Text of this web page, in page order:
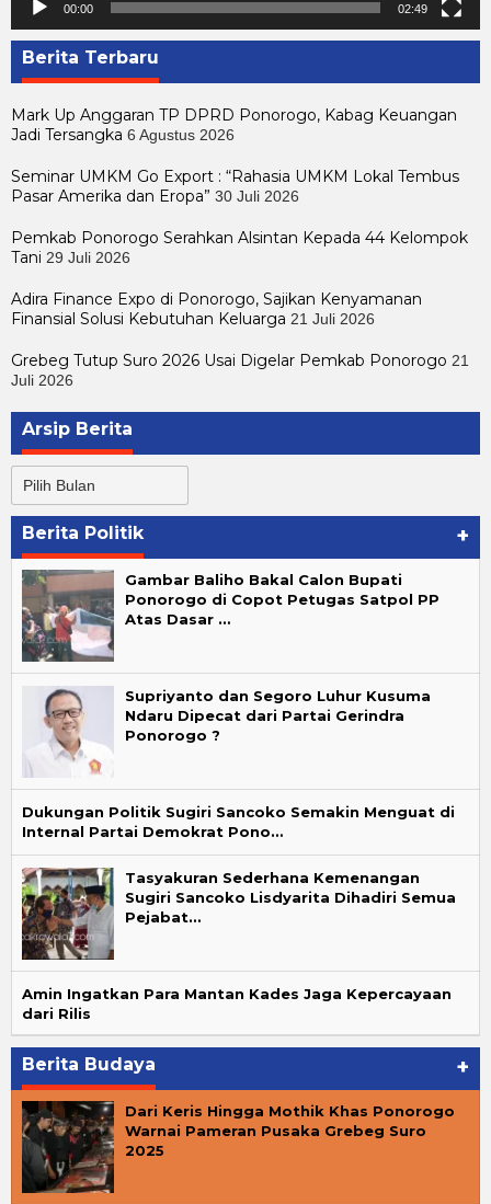
00:00 02:49
Berita Terbaru
Mark Up Anggaran TP DPRD Ponorogo, Kabag Keuangan
Jadi Tersangka 6 Agustus 2026
Seminar UMKM Go Export : “Rahasia UMKM Lokal Tembus
Pasar Amerika dan Eropa” 30 Juli 2026
Pemkab Ponorogo Serahkan Alsintan Kepada 44 Kelompok
Tani 29 Juli 2026
Adira Finance Expo di Ponorogo, Sajikan Kenyamanan
Finansial Solusi Kebutuhan Keluarga 21 Juli 2026
Grebeg Tutup Suro 2026 Usai Digelar Pemkab Ponorogo 21
Juli 2026
Arsip Berita
Berita
Berita Politik +
Gambar Baliho Bakal Calon Bupati
Ponorogo di Copot Petugas Satpol PP
Atas Dasar …
Supriyanto dan Segoro Luhur Kusuma
Ndaru Dipecat dari Partai Gerindra
Ponorogo ?
Dukungan Politik Sugiri Sancoko Semakin Menguat di
Internal Partai Demokrat Pono…
Tasyakuran Sederhana Kemenangan
Sugiri Sancoko Lisdyarita Dihadiri Semua
Pejabat…
Amin Ingatkan Para Mantan Kades Jaga Kepercayaan
dari Rilis
Berita Budaya +
Dari Keris Hingga Mothik Khas Ponorogo
Warnai Pameran Pusaka Grebeg Suro
2025